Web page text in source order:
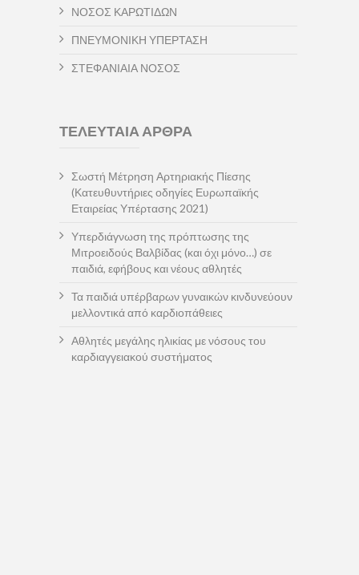
ΝΟΣΟΣ ΚΑΡΩΤΙΔΩΝ
ΠΝΕΥΜΟΝΙΚΗ ΥΠΕΡΤΑΣΗ
ΣΤΕΦΑΝΙΑΙΑ ΝΟΣΟΣ
ΤΕΛΕΥΤΑΙΑ ΑΡΘΡΑ
Σωστή Μέτρηση Αρτηριακής Πίεσης
(Κατευθυντήριες οδηγίες Ευρωπαϊκής
Εταιρείας Υπέρτασης 2021)
Υπερδιάγνωση της πρόπτωσης της
Μιτροειδούς Βαλβίδας (και όχι μόνο…) σε
παιδιά, εφήβους και νέους αθλητές
Τα παιδιά υπέρβαρων γυναικών κινδυνεύουν
μελλοντικά από καρδιοπάθειες
Αθλητές μεγάλης ηλικίας με νόσους του
καρδιαγγειακού συστήματος